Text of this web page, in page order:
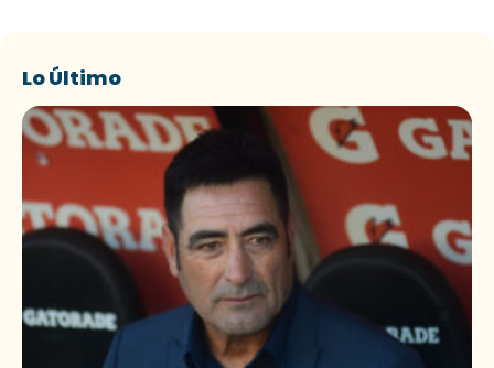
Lo Último